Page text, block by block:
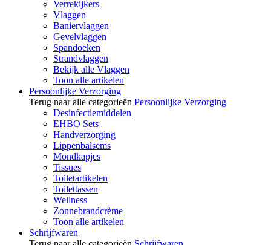
Verrekijkers
Vlaggen
Baniervlaggen
Gevelvlaggen
Spandoeken
Strandvlaggen
Bekijk alle Vlaggen
Toon alle artikelen
Persoonlijke Verzorging
Terug naar alle categorieën Persoonlijke Verzorging
Desinfectiemiddelen
EHBO Sets
Handverzorging
Lippenbalsems
Mondkapjes
Tissues
Toiletartikelen
Toilettassen
Wellness
Zonnebrandcrème
Toon alle artikelen
Schrijfwaren